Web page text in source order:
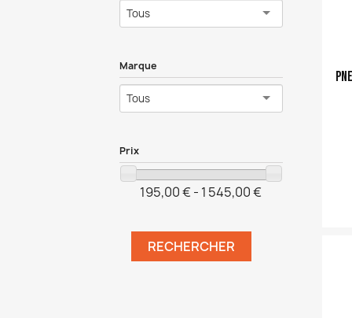
Tous
Marque
Tous
Prix
195,00 € - 1 545,00 €